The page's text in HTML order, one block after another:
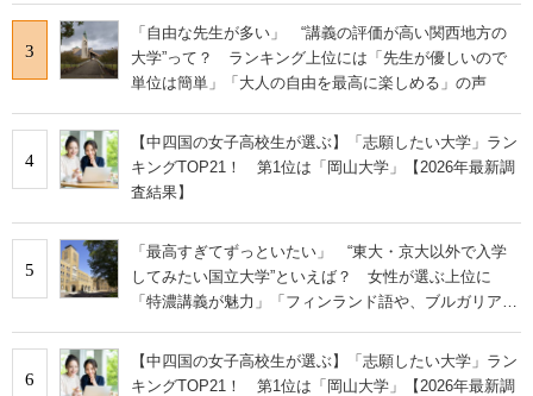
3
「自由な先生が多い」 “講義の評価が高い関西地方の
大学”って？ ランキング上位には「先生が優しいので
単位は簡単」「大人の自由を最高に楽しめる」の声
4
【中四国の女子高校生が選ぶ】「志願したい大学」ラン
キングTOP21！ 第1位は「岡山大学」【2026年最新調
査結果】
5
「最高すぎてずっといたい」 “東大・京大以外で入学
してみたい国立大学”といえば？ 女性が選ぶ上位に
「特濃講義が魅力」「フィンランド語や、ブルガリア語
6
【中四国の女子高校生が選ぶ】「志願したい大学」ラン
キングTOP21！ 第1位は「岡山大学」【2026年最新調